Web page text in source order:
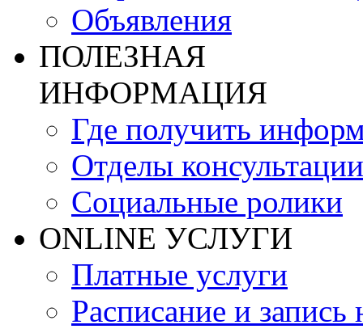
Объявления
ПОЛЕЗНАЯ
ИНФОРМАЦИЯ
Где получить
Отделы консультации
Социальные ролики
ONLINE УСЛУГИ
Платные услуги
Расписание и запись